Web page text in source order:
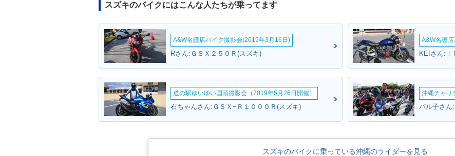
スズキのバイクにはこんな人たちが乗ってます
A&W名護店バイク撮影会(2019年3月16日)
Rさん:ＧＳＸ２５０Ｒ(スズキ)
A&W名護
KEIさん:Ｉ
道の駅ゆいゆい国頭撮影会（2019年5月26日開催）
石ちゃんさん:ＧＳＸ−Ｒ１０００Ｒ(スズキ)
沖縄チャリ
パル子さん
スズキのバイクに乗っている沖縄のライダーを見る